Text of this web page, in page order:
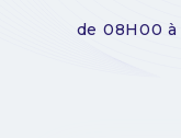
de 08H00 à